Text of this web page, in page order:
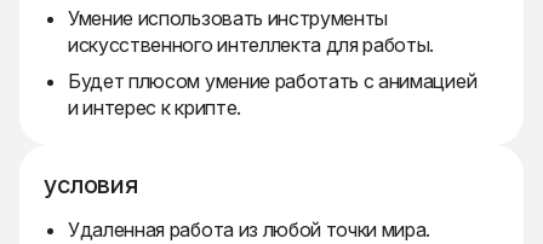
Умение использовать инструменты
искусственного интеллекта для работы.
Будет плюсом умение работать с анимацией
и интерес к крипте.
условия
Удаленная работа из любой точки мира.